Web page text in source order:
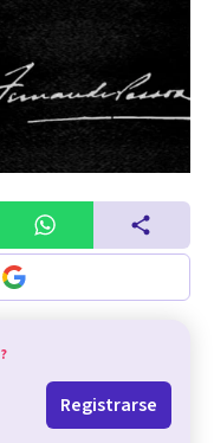
?
Registrarse